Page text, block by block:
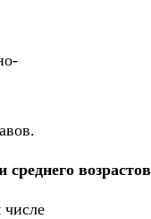
числе